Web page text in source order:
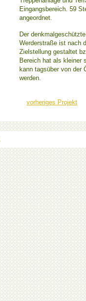
Eingangsbereich. 59
angeordnet.
Der
Werderstraße ist nach
Zielstellung gestaltet
Bereich hat als kleiner
kann tagsüber von der
werden.
vorheriges Projekt